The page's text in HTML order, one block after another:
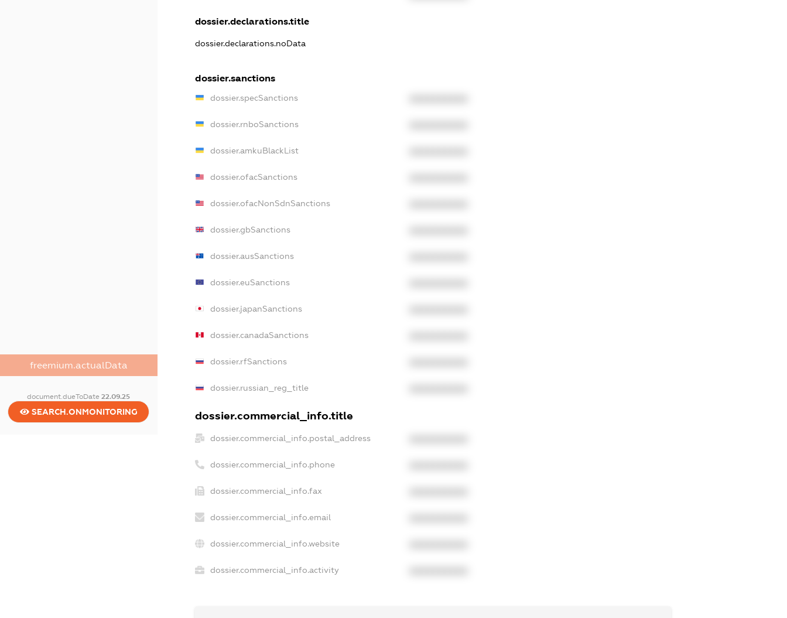
freemium.actualData
document.dueToDate22.09.25
SEARCH.ONMONITORING
dossier.declarations.title
dossier.declarations.noData
dossier.sanctions
dossier.specSanctions
dossier.rnboSanctions
dossier.amkuBlackList
dossier.ofacSanctions
dossier.ofacNonSdnSanctions
dossier.gbSanctions
dossier.ausSanctions
dossier.euSanctions
dossier.japanSanctions
dossier.canadaSanctions
dossier.rfSanctions
dossier.russian_reg_title
dossier.commercial_info.title
dossier.commercial_info.postal_address
dossier.commercial_info.phone
dossier.commercial_info.fax
dossier.commercial_info.email
dossier.commercial_info.website
dossier.commercial_info.activity